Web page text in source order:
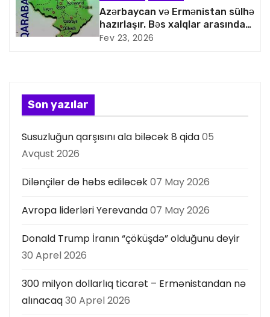
s
i
a
s
ı
Azərbaycan və Ermənistan sülhə
hazırlaşır. Bəs xalqlar arasındakı
nifrəti necə aradan qaldırmaq
Fev 23, 2026
Son yazılar
Susuzluğun qarşısını ala biləcək 8 qida05
Avqust 2026
Dilənçilər də həbs ediləcək07 May 2026
Avropa liderləri Yerevanda07 May 2026
Donald Trump İranın “çöküşdə” olduğunu deyir
30 Aprel 2026
300 milyon dollarlıq ticarət – Ermənistandan nə
alınacaq30 Aprel 2026